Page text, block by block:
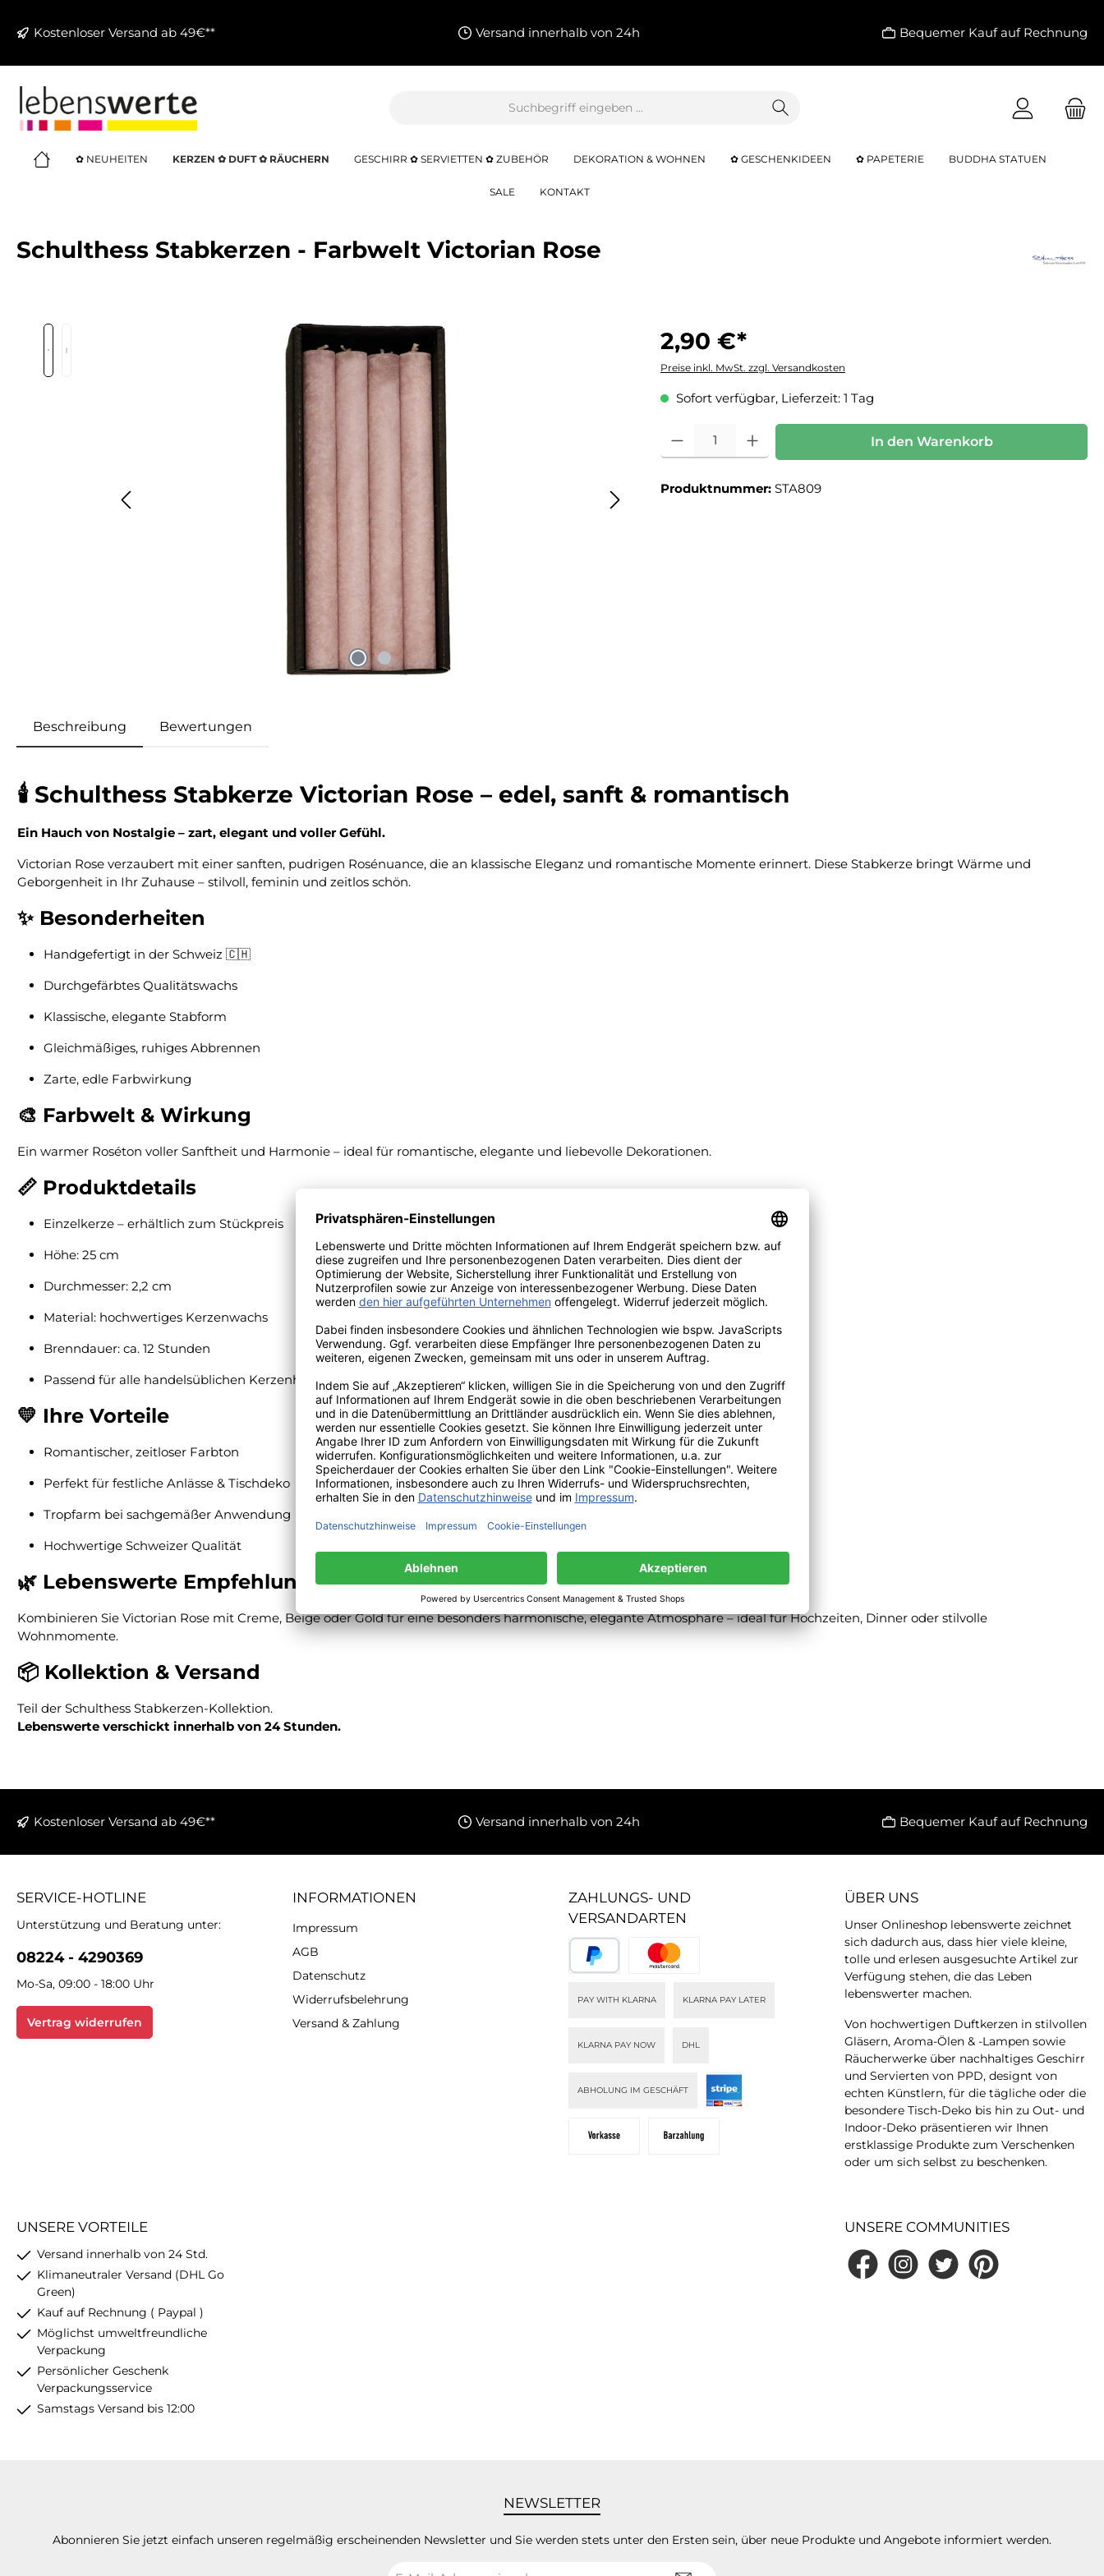
Kostenloser Versand ab 49€**
Versand innerhalb von 24h Bequemer Kauf auf Rechnung
✿ NEUHEITEN KERZEN ✿ DUFT ✿ RÄUCHERN GESCHIRR ✿ SERVIETTEN ✿ ZUBEHÖR DEKORATION & WOHNEN ✿ GESCHENKIDEEN ✿ PAPETERIE BUDDHA STATUEN
SALE KONTAKT
Schulthess Stabkerzen - Farbwelt Victorian Rose
Bildergalerie überspringen 2,90 €*
Preise inkl. MwSt. zzgl. Versandkosten
Sofort verfügbar, Lieferzeit: 1 Tag
Produkt Anzahl: Gib den gewünschten Wert ein oder benutze die Schaltflächen um die
In den Warenkorb
Produktnummer: STA809
Beschreibung Bewertungen
🕯️ Schulthess Stabkerze Victorian Rose – edel, sanft & romantisch
Ein Hauch von Nostalgie – zart, elegant und voller Gefühl.
Victorian Rose verzaubert mit einer sanften, pudrigen Rosénuance, die an klassische Eleganz und romantische Momente erinnert. Diese Stabkerze bringt Wärme und
Geborgenheit in Ihr Zuhause – stilvoll, feminin und zeitlos schön.
✨ Besonderheiten
Handgefertigt in der Schweiz 🇨🇭
Durchgefärbtes Qualitätswachs
Klassische, elegante Stabform
Gleichmäßiges, ruhiges Abbrennen
Zarte, edle Farbwirkung
🎨 Farbwelt & Wirkung
Ein warmer Roséton voller Sanftheit und Harmonie – ideal für romantische, elegante und liebevolle Dekorationen.
📏 Produktdetails
Einzelkerze – erhältlich zum Stückpreis
Höhe: 25 cm
Durchmesser: 2,2 cm
Material: hochwertiges Kerzenwachs
Brenndauer: ca. 12 Stunden
Passend für alle handelsüblichen Kerzenhalter
💛 Ihre Vorteile
Romantischer, zeitloser Farbton
Perfekt für festliche Anlässe & Tischdeko
Tropfarm bei sachgemäßer Anwendung
Hochwertige Schweizer Qualität
🌿 Lebenswerte Empfehlung
Kombinieren Sie Victorian Rose mit Creme, Beige oder Gold für eine besonders harmonische, elegante Atmosphäre – ideal für Hochzeiten, Dinner oder stilvolle
Wohnmomente.
📦 Kollektion & Versand
Teil der Schulthess Stabkerzen-Kollektion.
Lebenswerte verschickt innerhalb von 24 Stunden.
Kostenloser Versand ab 49€** Versand innerhalb von 24h Bequemer Kauf auf Rechnung
SERVICE-HOTLINE
Unterstützung und Beratung unter:
08224 - 4290369
Mo-Sa, 09:00 - 18:00 Uhr
Vertrag widerrufen
INFORMATIONEN
Impressum
AGB
Datenschutz
Widerrufsbelehrung
Versand & Zahlung
ZAHLUNGS- UND
VERSANDARTEN
PAY WITH KLARNA KLARNA PAY LATER
KLARNA PAY NOW DHL
ABHOLUNG IM GESCHÄFT
ÜBER UNS
Unser Onlineshop lebenswerte zeichnet
sich dadurch aus, dass hier viele kleine,
tolle und erlesen ausgesuchte Artikel zur
Verfügung stehen, die das Leben
lebenswerter machen.
Von hochwertigen Duftkerzen in stilvollen
Gläsern, Aroma-Ölen & -Lampen sowie
Räucherwerke über nachhaltiges Geschirr
und Servierten von PPD, designt von
echten Künstlern, für die tägliche oder die
besondere Tisch-Deko bis hin zu Out- und
Indoor-Deko präsentieren wir Ihnen
erstklassige Produkte zum Verschenken
oder um sich selbst zu beschenken.
UNSERE VORTEILE
Versand innerhalb von 24 Std.
Klimaneutraler Versand (DHL Go
Green)
Kauf auf Rechnung ( Paypal )
Möglichst umweltfreundliche
Verpackung
Persönlicher Geschenk
Verpackungsservice
Samstags Versand bis 12:00
UNSERE COMMUNITIES
FacebookInstagramTwitter Pinterest
NEWSLETTER
Abonnieren Sie jetzt einfach unseren regelmäßig erscheinenden Newsletter und Sie werden stets unter den Ersten sein, über neue Produkte und Angebote informiert werden.